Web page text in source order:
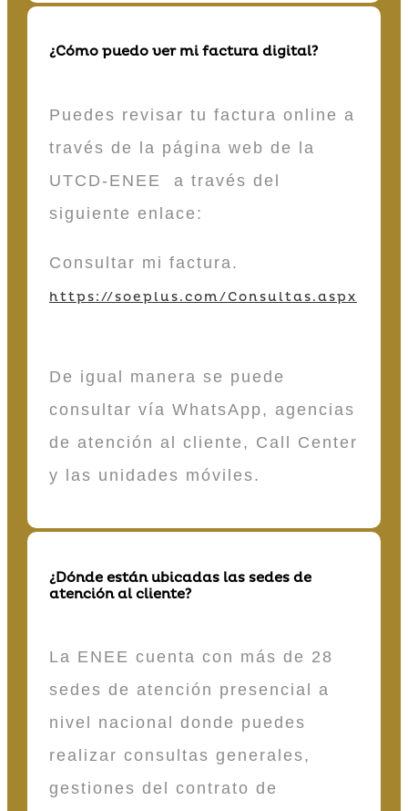
¿Cómo puedo ver mi factura digital?
Puedes revisar tu factura online a
través de la página web de la
UTCD-ENEE a través del
siguiente enlace:
Consultar mi factura.
https://soeplus.com/Consultas.aspx
De igual manera se puede
consultar vía WhatsApp, agencias
de atención al cliente, Call Center
y las unidades móviles.
¿Dónde están ubicadas las sedes de
atención al cliente?
La ENEE cuenta con más de 28
sedes de atención presencial a
nivel nacional donde puedes
realizar consultas generales,
gestiones del contrato de